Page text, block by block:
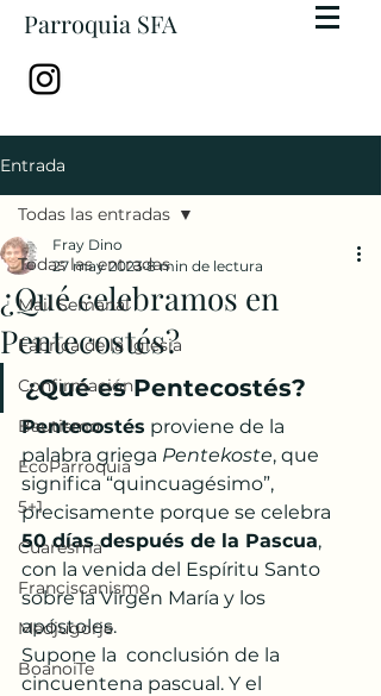
Parroquia SFA
Entrada
Todas las entradas
Mail Semanal
Fábrica de la Iglesia
Confirmación
Bautismo
EcoParroquia
5+1
Cuaresma
Franciscanismo
Medjugorje
BoanoiTe
Todas las entradas
¿Qué celebramos en
Pentecostés?
Fray Dino
27 may 2023 8 min de lectura
¿Qué es Pentecostés?
Pentecostés proviene de la
palabra griega Pentekoste, que
significa “quincuagésimo”,
precisamente porque se celebra
50 días después de la Pascua,
con la venida del Espíritu Santo
sobre la Virgen María y los
apóstoles.
Supone la  conclusión de la
cincuentena pascual. Y el